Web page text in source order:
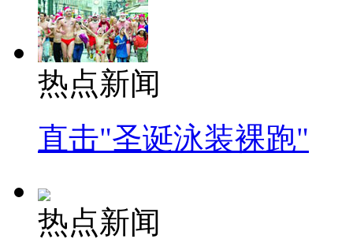
热点新闻
直击"圣诞泳装裸跑"
热点新闻